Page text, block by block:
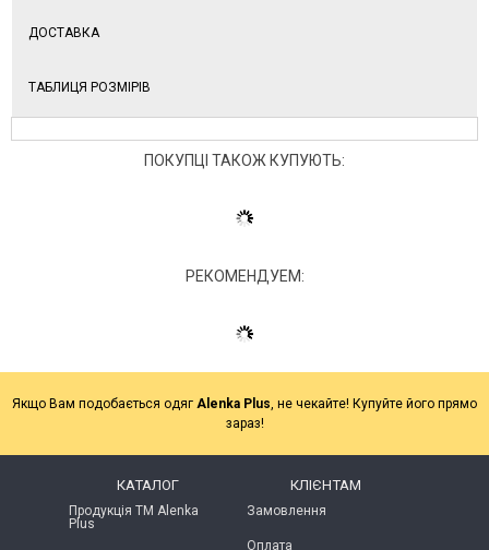
ДОСТАВКА
ТАБЛИЦЯ РОЗМІРІВ
ПОКУПЦІ ТАКОЖ КУПУЮТЬ:
РЕКОМЕНДУЕМ:
Якщо Вам подобається одяг Alenka Plus , не чекайте! Купуйте його прямо
зараз!
КАТАЛОГ
Продукція ТМ Alenka
Plus
КЛІЄНТАМ
Замовлення
Оплата